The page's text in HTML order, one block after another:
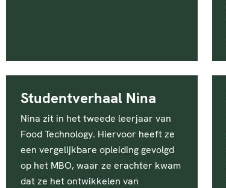
Studentverhaal Nina
Nina zit in het tweede leerjaar van
Food Technology. Hiervoor heeft ze
een vergelijkbare opleiding gevolgd
op het MBO, waar ze erachter kwam
dat ze het ontwikkelen van